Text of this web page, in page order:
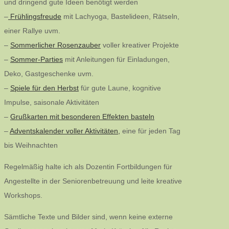
und dringend gute Ideen benötigt werden
– Frühlingsfreude mit Lachyoga, Bastelideen, Rätseln,
einer Rallye uvm.
– Sommerlicher Rosenzauber voller kreativer Projekte
– Sommer-Parties mit Anleitungen für Einladungen,
Deko, Gastgeschenke uvm.
– Spiele für den Herbst für gute Laune, kognitive
Impulse, saisonale Aktivitäten
– Grußkarten mit besonderen Effekten basteln
–Adventskalender voller Aktivitäten, eine für jeden Tag
bis Weihnachten
Regelmäßig halte ich als Dozentin Fortbildungen für
Angestellte in der Seniorenbetreuung und leite kreative
Workshops.
Sämtliche Texte und Bilder sind, wenn keine externe